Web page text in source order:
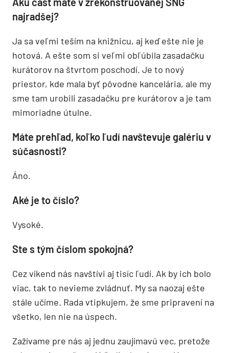
najradšej?
Ja sa veľmi teším na knižnicu, aj keď ešte nie je
hotová. A ešte som si veľmi obľúbila zasadačku
kurátorov na štvrtom poschodí. Je to nový
priestor, kde mala byť pôvodne kancelária, ale my
sme tam urobili zasadačku pre kurátorov a je tam
mimoriadne útulne.
Máte prehľad, koľko ľudí navštevuje galériu v
súčasnosti?
Áno.
Aké je to číslo?
Vysoké.
Ste s tým číslom spokojná?
Cez víkend nás navštívi aj tisíc ľudí. Ak by ich bolo
viac, tak to nevieme zvládnuť. My sa naozaj ešte
stále učíme. Rada vtipkujem, že sme pripravení na
všetko, len nie na úspech.
Zažívame pre nás aj jednu zaujímavú vec, pretože